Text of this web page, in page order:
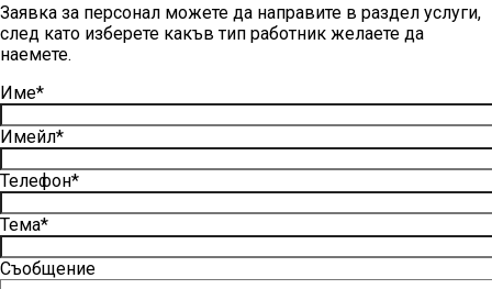
Заявка за персонал можете да направите в раздел услуги,
след като изберете какъв тип работник желаете да
наемете.
Име*
Имейл*
Телефон*
Тема*
Съобщение